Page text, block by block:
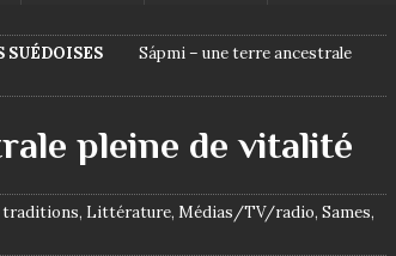
SUÉDOISES
Sápmi – une terre ancestrale
pleine de vitalité
, Littérature, Médias/TV/radio, Sames,